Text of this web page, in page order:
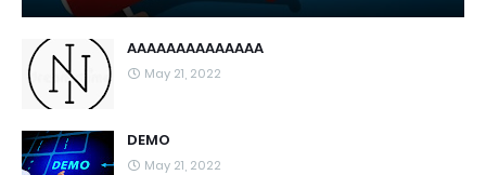
AAAAAAAAAAAAAA
May 21, 2022
DEMO
May 21, 2022